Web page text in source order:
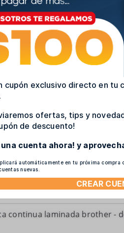
Agregar al
continua laminada brother -
cupón exclusivo directo en tu
ofertas, tips y
de descuento!
una cuenta ahora! y
automáticamente en tu próxima
nuevas.
CREAR